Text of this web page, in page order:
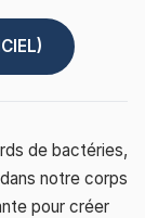
de bactéries,
notre corps
pour créer